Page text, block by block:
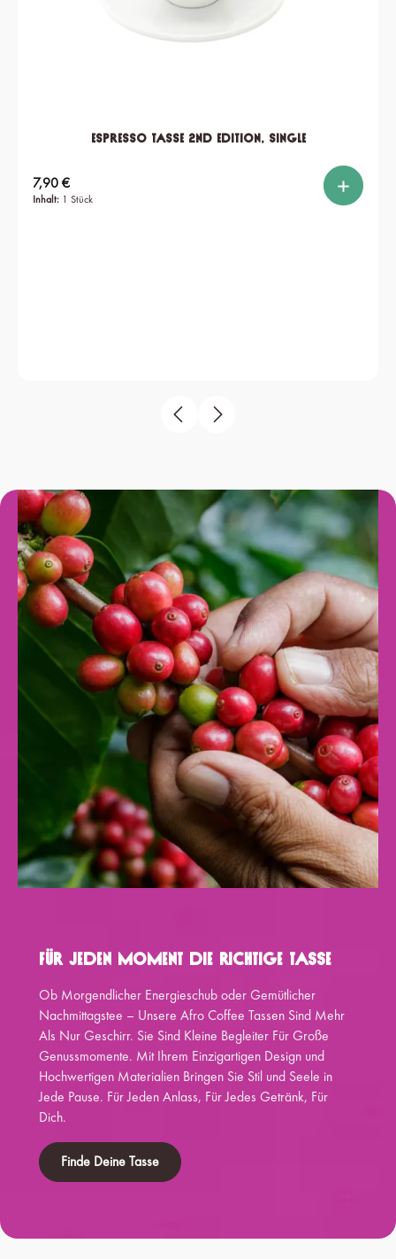
Espresso Tasse 2nd edition, single
Inhalt: 1 Stück
Regulärer Preis:
7,90 €
Für Jeden Moment Die Richtige Tasse
Ob Morgendlicher Energieschub oder Gemütlicher
Nachmittagstee – Unsere Afro Coffee Tassen Sind Mehr
Als Nur Geschirr. Sie Sind Kleine Begleiter Für Große
Genussmomente. Mit Ihrem Einzigartigen Design und
Hochwertigen Materialien Bringen Sie Stil und Seele in
Jede Pause. Für Jeden Anlass, Für Jedes Getränk, Für
Dich.
Finde Deine Tasse